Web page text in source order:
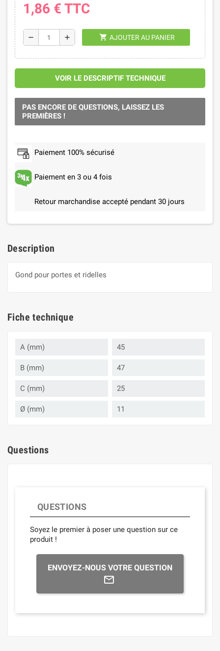
1,86 € TTC
remove add shopping_cart AJOUTER AU PANIER
VOIR LE DESCRIPTIF TECHNIQUE
PAS ENCORE DE QUESTIONS, LAISSEZ LES
PREMIÈRES !
Paiement 100% sécurisé
Paiement en 3 ou 4 fois
Retour marchandise accepté pendant 30 jours
Description
Gond pour portes et ridelles
Fiche technique
A (mm) 45
B (mm) 47
C (mm) 25
Ø (mm) 11
Questions
QUESTIONS
Soyez le premier à poser une question sur ce
produit !
ENVOYEZ-NOUS VOTRE QUESTION